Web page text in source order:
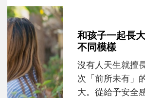
和孩子一起長大的那個男人
不同模樣
沒有人天生就擅長當爸爸！男
次「前所未有」的體驗中，跟
大。從給予安全感的肢體遊戲